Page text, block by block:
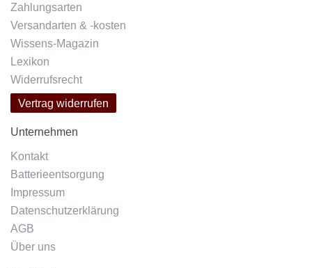
Zahlungsarten
Versandarten & -kosten
Wissens-Magazin
Lexikon
Widerrufsrecht
Vertrag widerrufen
Unternehmen
Kontakt
Batterieentsorgung
Impressum
Datenschutzerklärung
AGB
Über uns